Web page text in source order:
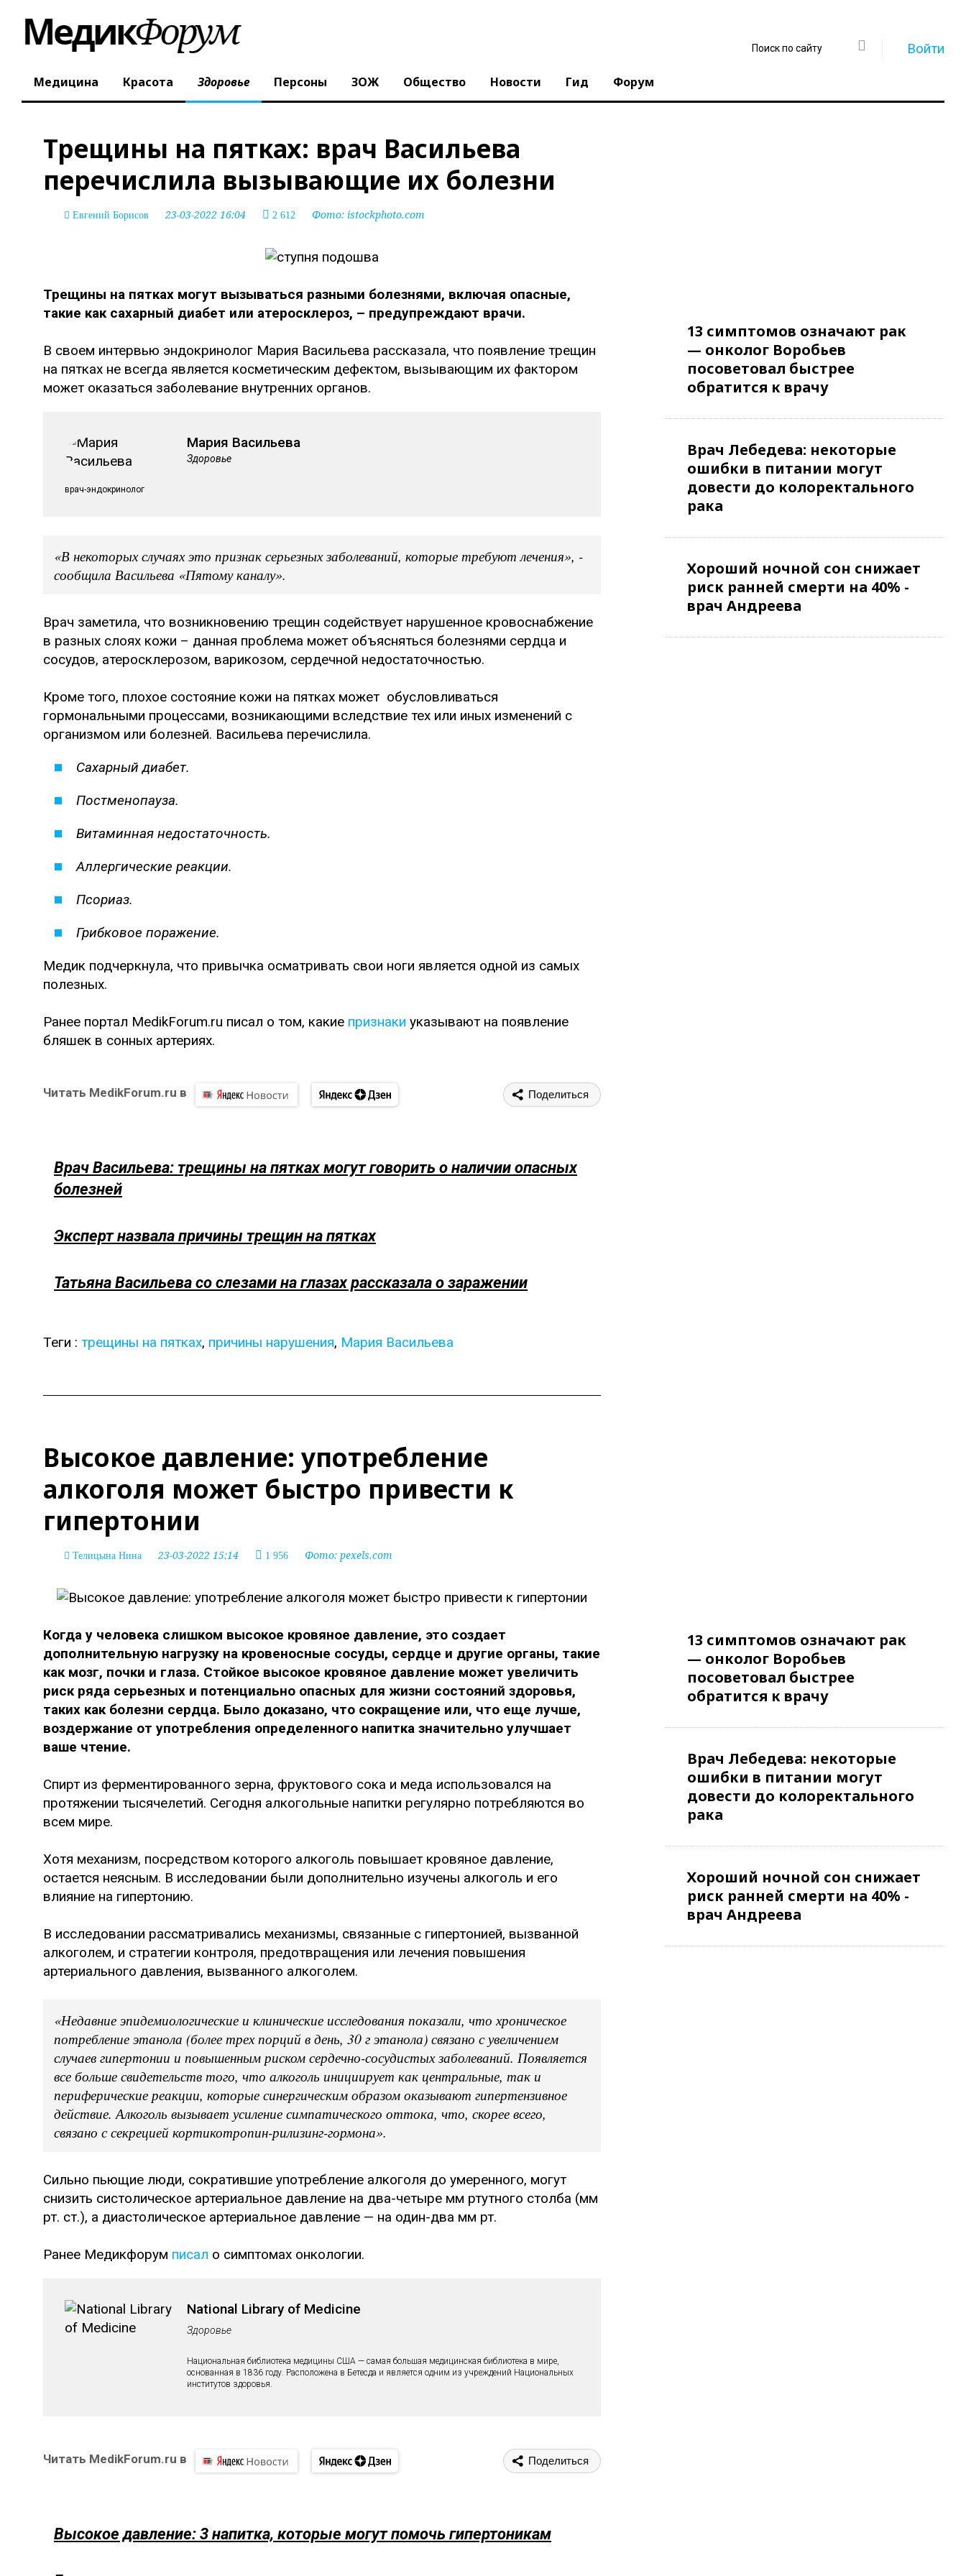
Войти
Медицина Красота Здоровье Персоны ЗОЖ Общество Новости Гид Форум
Трещины на пятках: врач Васильева
перечислила вызывающие их болезни
Евгений Борисов 23-03-2022 16:04 2 612 Фото: istockphoto.com
Трещины на пятках могут вызываться разными болезнями, включая опасные,
такие как сахарный диабет или атеросклероз, – предупреждают врачи.
В своем интервью эндокринолог Мария Васильева рассказала, что появление трещин
на пятках не всегда является косметическим дефектом, вызывающим их фактором
может оказаться заболевание внутренних органов.
Мария Васильева
Здоровье
врач-эндокринолог
«В некоторых случаях это признак серьезных заболеваний, которые требуют лечения», -
сообщила Васильева «Пятому каналу».
Врач заметила, что возникновению трещин содействует нарушенное кровоснабжение
в разных слоях кожи – данная проблема может объясняться болезнями сердца и
сосудов, атеросклерозом, варикозом, сердечной недостаточностью.
Кроме того, плохое состояние кожи на пятках может обусловливаться
гормональными процессами, возникающими вследствие тех или иных изменений с
организмом или болезней. Васильева перечислила.
Сахарный диабет.
Постменопауза.
Витаминная недостаточность.
Аллергические реакции.
Псориаз.
Грибковое поражение.
Медик подчеркнула, что привычка осматривать свои ноги является одной из самых
полезных.
Ранее портал MedikForum.ru писал о том, какие признаки указывают на появление
бляшек в сонных артериях.
Читать MedikForum.ru в Поделиться
Врач Васильева: трещины на пятках могут говорить о наличии опасных
болезней
Эксперт назвала причины трещин на пятках
Татьяна Васильева со слезами на глазах рассказала о заражении
Теги : трещины на пятках, причины нарушения, Мария Васильева
13 симптомов означают рак
— онколог Воробьев
посоветовал быстрее
обратится к врачу
Врач Лебедева: некоторые
ошибки в питании могут
довести до колоректального
рака
Хороший ночной сон снижает
риск ранней смерти на 40% -
врач Андреева
Высокое давление: употребление
алкоголя может быстро привести к
гипертонии
Телицына Нина 23-03-2022 15:14 1 956 Фото: pexels.com
Когда у человека слишком высокое кровяное давление, это создает
дополнительную нагрузку на кровеносные сосуды, сердце и другие органы, такие
как мозг, почки и глаза. Стойкое высокое кровяное давление может увеличить
риск ряда серьезных и потенциально опасных для жизни состояний здоровья,
таких как болезни сердца. Было доказано, что сокращение или, что еще лучше,
воздержание от употребления определенного напитка значительно улучшает
ваше чтение.
Спирт из ферментированного зерна, фруктового сока и меда использовался на
протяжении тысячелетий. Сегодня алкогольные напитки регулярно потребляются во
всем мире.
Хотя механизм, посредством которого алкоголь повышает кровяное давление,
остается неясным. В исследовании были дополнительно изучены алкоголь и его
влияние на гипертонию.
В исследовании рассматривались механизмы, связанные с гипертонией, вызванной
алкоголем, и стратегии контроля, предотвращения или лечения повышения
артериального давления, вызванного алкоголем.
«Недавние эпидемиологические и клинические исследования показали, что хроническое
потребление этанола (более трех порций в день, 30 г этанола) связано с увеличением
случаев гипертонии и повышенным риском сердечно-сосудистых заболеваний. Появляется
все больше свидетельств того, что алкоголь инициирует как центральные, так и
периферические реакции, которые синергическим образом оказывают гипертензивное
действие. Алкоголь вызывает усиление симпатического оттока, что, скорее всего,
связано с секрецией кортикотропин-рилизинг-гормона».
Сильно пьющие люди, сократившие употребление алкоголя до умеренного, могут
снизить систолическое артериальное давление на два-четыре мм ртутного столба (мм
рт. ст.), а диастолическое артериальное давление — на один-два мм рт.
Ранее Медикфорум писал о симптомах онкологии.
National Library of Medicine
Здоровье
Национальная библиотека медицины США — самая большая медицинская библиотека в мире,
основанная в 1836 году. Расположена в Бетесда и является одним из учреждений Национальных
институтов здоровья.
Читать MedikForum.ru в Поделиться
Высокое давление: 3 напитка, которые могут помочь гипертоникам
13 симптомов означают рак
— онколог Воробьев
посоветовал быстрее
обратится к врачу
Врач Лебедева: некоторые
ошибки в питании могут
довести до колоректального
рака
Хороший ночной сон снижает
риск ранней смерти на 40% -
врач Андреева